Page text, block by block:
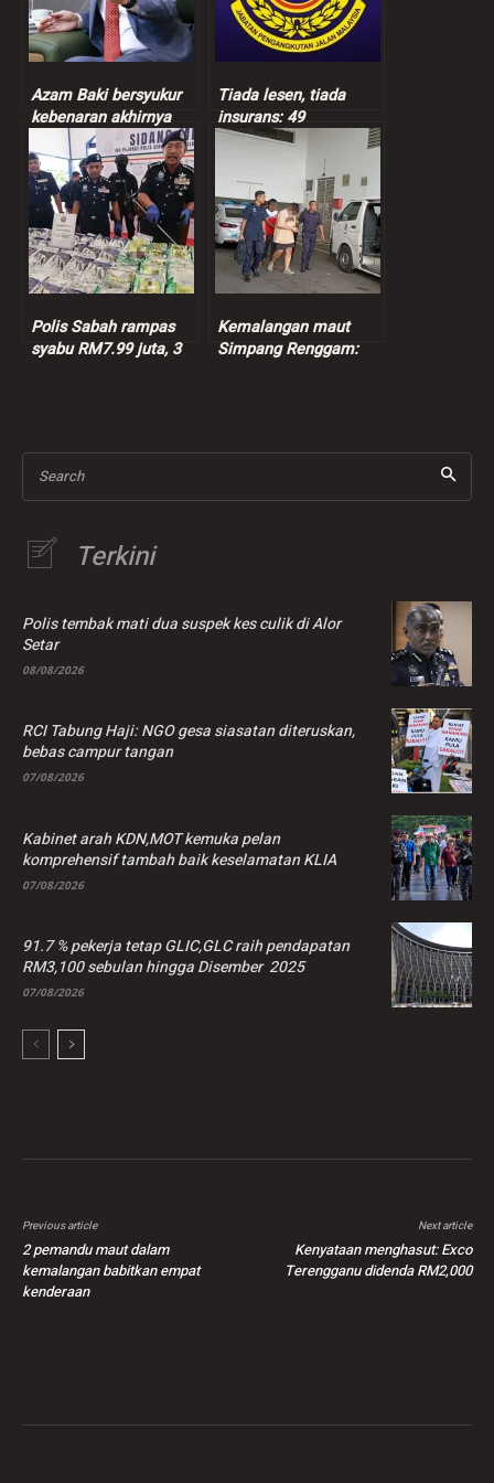
Azam Baki bersyukur
kebenaran akhirnya
terbukti
Tiada lesen, tiada
insurans: 49
kenderaan dipandu
warga asing disita
Polis Sabah rampas
syabu RM7.99 juta, 3
Kemalangan maut
Simpang Renggam:
Search
Terkini
Polis tembak mati dua suspek kes culik di Alor
Setar
08/08/2026
RCI Tabung Haji: NGO gesa siasatan diteruskan,
bebas campur tangan
07/08/2026
Kabinet arah KDN,MOT kemuka pelan
komprehensif tambah baik keselamatan KLIA
07/08/2026
91.7 % pekerja tetap GLIC,GLC raih pendapatan
RM3,100 sebulan hingga Disember 2025
07/08/2026
Previous article
2 pemandu maut dalam
kemalangan babitkan empat
kenderaan
Next article
Kenyataan menghasut: Exco
Terengganu didenda RM2,000